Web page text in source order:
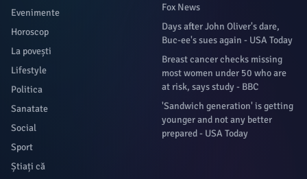
Evenimente
Horoscop
La povești
Lifestyle
Politica
Sanatate
Social
Sport
Știați că
Fox News
Days after John Oliver's dare,
Buc-ee's sues again - USA Today
Breast cancer checks missing
most women under 50 who are
at risk, says study - BBC
'Sandwich generation' is getting
younger and not any better
prepared - USA Today